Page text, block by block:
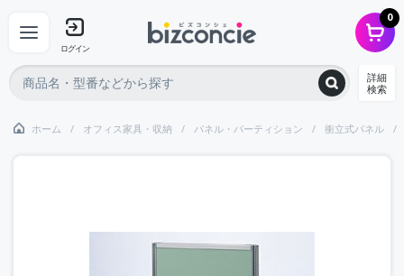
ログイン
0
詳細
検索
ホーム オフィス家具・収納 パネル・パーティション 衝立式パネル